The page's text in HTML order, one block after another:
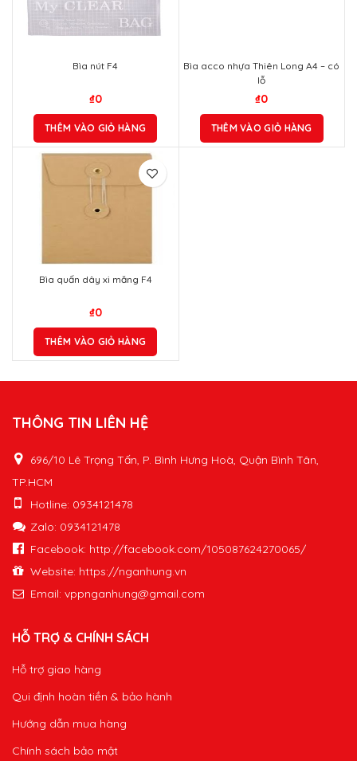
Bìa nút F4
₫0
THÊM VÀO GIỎ HÀNG
Bìa quấn dây xi măng F4
₫0
THÊM VÀO GIỎ HÀNG
THÔNG TIN LIÊN HỆ
696/10 Lê Trọng Tấn, P. Bình Hưng Hoà, Quận Bình Tân,
TP.HCM
Hotline: 0934121478
Zalo: 0934121478
Facebook: http://facebook.com/105087624270065/
Website: https://nganhung.vn
Email: vppnganhung@gmail.com
HỖ TRỢ & CHÍNH SÁCH
Hỗ trợ giao hàng
Qui định hoàn tiền & bảo hành
Hướng dẫn mua hàng
Chính sách bảo mật